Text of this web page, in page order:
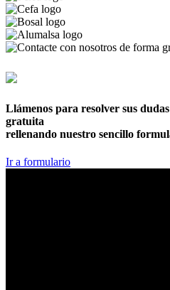
Llámenos para resolver sus
gratuita
rellenando nuestro sencillo
Ir a formulario